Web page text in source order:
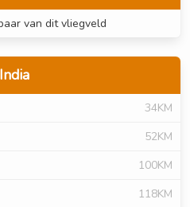
van dit vliegveld
34KM
52KM
100KM
118KM